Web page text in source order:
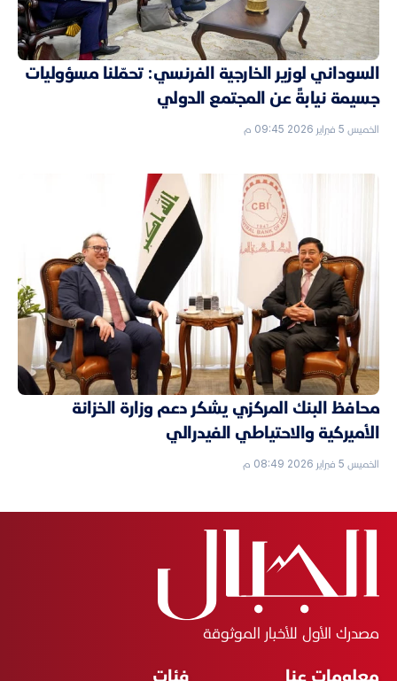
السوداني لوزير الخارجية الفرنسي: تحمّلنا مسؤوليات
جسيمة نيابةً عن المجتمع الدولي
الخميس 5 فبراير 2026 09:45 م
محافظ البنك المركزي يشكر دعم وزارة الخزانة
الأميركية والاحتياطي الفيدرالي
الخميس 5 فبراير 2026 08:49 م
مصدرك الأول للأخبار الموثوقة
معلومات عنا فئات